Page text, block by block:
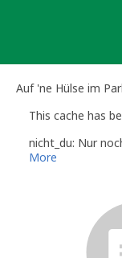
Auf 'ne Hülse im
This cache has
nicht_du: Nur
More